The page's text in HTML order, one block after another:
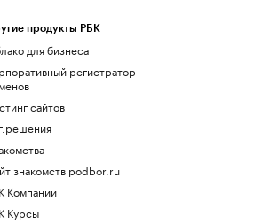
продукты РБК
для бизнеса
регистратор
сайтов
знакомств podbor.ru
Компании
Курсы